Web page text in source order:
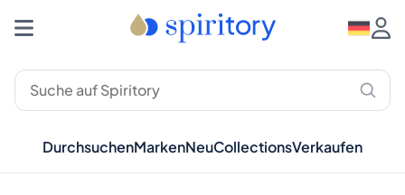
DurchsuchenMarkenNeuCollectionsVerkaufen